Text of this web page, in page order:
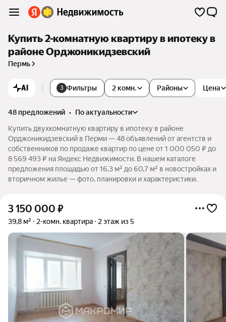
Купить 2-комнатную квартиру в ипотеку в
районе Орджоникидзевский
Пермь
AI 3 Фильтры 2 комн. Цена
Районы
48 предложений •
по актуальности
Купить двухкомнатную квартиру в ипотеку в районе
Орджоникидзевский в Перми — 48 объявлений от агентств и
собственников по продаже квартир по цене от 1 000 050 ₽ до
8 569 493 ₽ на Яндекс Недвижимости. В нашем каталоге
предложения площадью от 16,3 м² до 60,7 м² в новостройках и
вторичном жилье — фото, планировки и характеристики.
3 150 000 ₽
39,8 м² 2-комн. квартира 2 этаж из 5